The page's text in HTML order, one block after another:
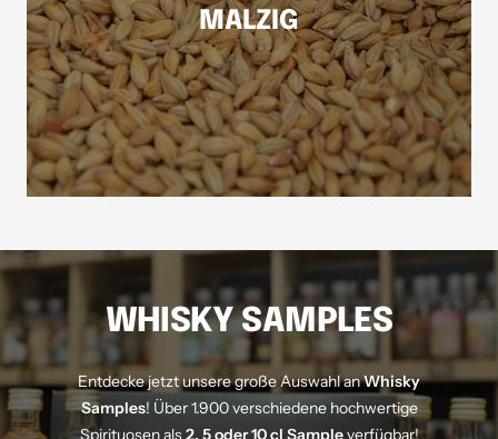
MALZIG
WHISKY SAMPLES
Entdecke jetzt unsere große Auswahl anWhisky
Samples! Über 1.900 verschiedene hochwertige